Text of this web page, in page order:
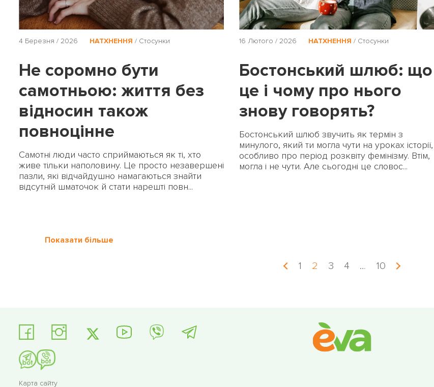
4 Березня / 2026 НАТХНЕННЯ / Стосунки
Не соромно бути
самотньою: життя без
відносин також
повноцінне
Самотні люди часто сприймаються як ті, хто
живе тільки наполовину. Це просто незавершені
пазли, які відчайдушно намагаються знайти
відсутній шматочок й стати нарешті повн...
16 Лютого / 2026 НАТХНЕННЯ / Стосунки
Бостонський шлюб: що
це і чому про нього
знову говорять?
Бостонський шлюб звучить як термін з
минулого, який ти могла чути на уроках історії,
особливо про період розквіту фемінізму. Втім,
могла і не чути. Але сьогодні це словос...
Показати більше
1 2 3 4 … 10
Карта сайту